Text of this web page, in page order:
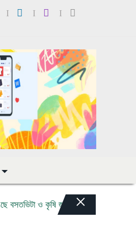
ও কৃষি জমি: ৩ কন্যা ও ১ পুত্র নিয়ে চরম
×